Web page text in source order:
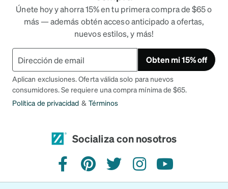
Únete hoy y ahorra 15% en tu primera compra de $65 o
más — además obtén acceso anticipado a ofertas,
nuevos estilos, y más!
Obten mi 15% off
Aplican exclusiones. Oferta válida solo para nuevos
consumidores. Se requiere una compra mínima de $65.
Política de privacidad & Términos
Socializa con nosotros
FacebookPinterestTwitterInstagramYouTube